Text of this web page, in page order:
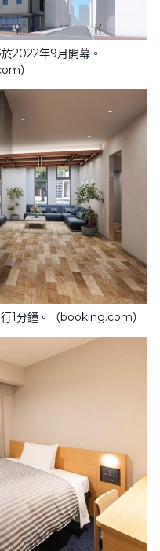
2022年9月開幕。
）
1分鐘。（booking.com）